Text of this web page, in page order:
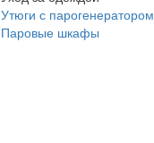
Утюги с парогенератором
Паровые шкафы